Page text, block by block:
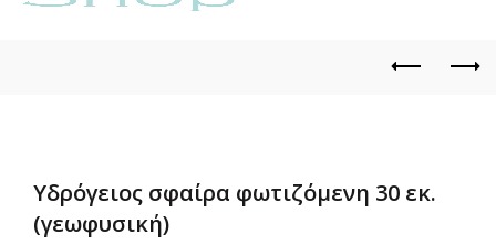
Υδρόγειος σφαίρα φωτιζόμενη 30 εκ.
(γεωφυσική)